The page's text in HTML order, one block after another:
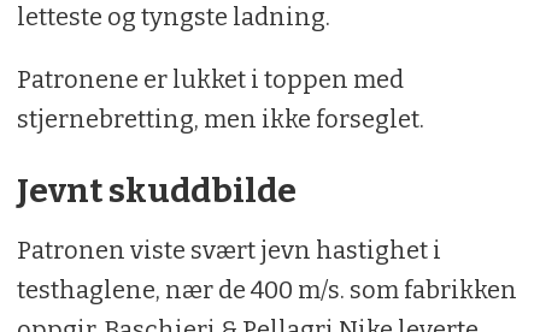
letteste og tyngste ladning.
Patronene er lukket i toppen med
stjernebretting, men ikke forseglet.
Jevnt skuddbilde
Patronen viste svært jevn hastighet i
testhaglene, nær de 400 m/s. som fabrikken